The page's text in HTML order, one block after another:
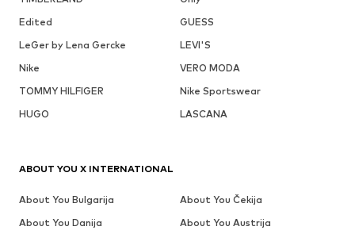
Edited
GUESS
LeGer by Lena Gercke
LEVI'S
Nike
VERO MODA
TOMMY HILFIGER
Nike Sportswear
HUGO
LASCANA
ABOUT YOU X INTERNATIONAL
About You Bulgarija
About You Čekija
About You Danija
About You Austrija